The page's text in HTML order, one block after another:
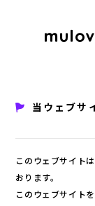
当ウェブサ
このウェブサイト
おります。
このウェブサイト